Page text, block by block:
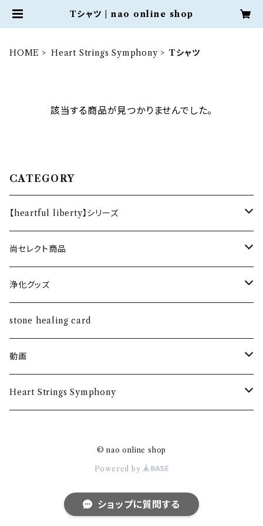
Tシャツ | nao online shop
HOME Heart Strings Symphony Tシャツ
該当する商品が見つかりませんでした。
CATEGORY
【heartful liberty】シリーズ
オリジナルブレスレット
恋愛・結婚
健康
ホルダー
ペンダント
ダイヤ付き18Kペンダント
尚セレクト商品
ネックレス
silver925
浄化グッズ
さざれ水晶
stone healing card
動画
トークイベント
Heart Strings Symphony
© nao online shop
Powered by
ショップに質問する